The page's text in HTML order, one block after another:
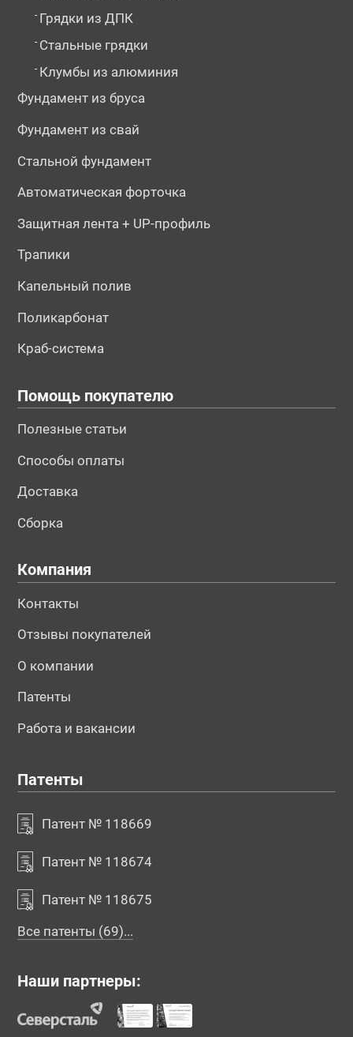
- Грядки из ДПК
- Стальные грядки
- Клумбы из алюминия
Фундамент из бруса
Фундамент из свай
Стальной фундамент
Автоматическая форточка
Защитная лента + UP-профиль
Трапики
Капельный полив
Поликарбонат
Краб-система
Помощь покупателю
Полезные статьи
Способы оплаты
Доставка
Сборка
Компания
Контакты
Отзывы покупателей
О компании
Патенты
Работа и вакансии
Патенты
Патент № 118669
Патент № 118674
Патент № 118675
Все патенты (69)...
Наши партнеры: